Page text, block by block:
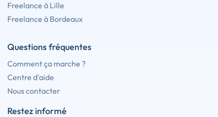
Freelance à Lille
Freelance à Bordeaux
Questions fréquentes
Comment ça marche ?
Centre d'aide
Nous contacter
Restez informé